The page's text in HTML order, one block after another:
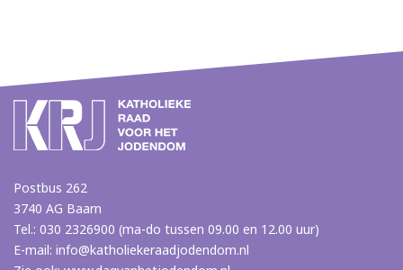
Postbus 262
3740 AG Baarn
Tel.: 030 2326900 (ma-do tussen 09.00 en 12.00 uur)
E-mail: info@katholiekeraadjodendom.nl